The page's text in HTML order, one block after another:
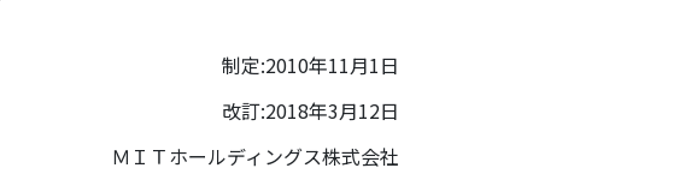
制定:2010年11月1日
改訂:2018年3月12日
ＭＩＴホールディングス株式会社